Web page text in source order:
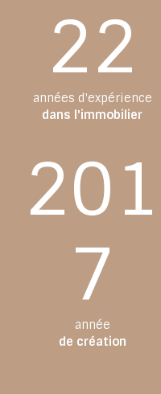
22
années d'expérience
dans l'immobilier
201
7
année
de création